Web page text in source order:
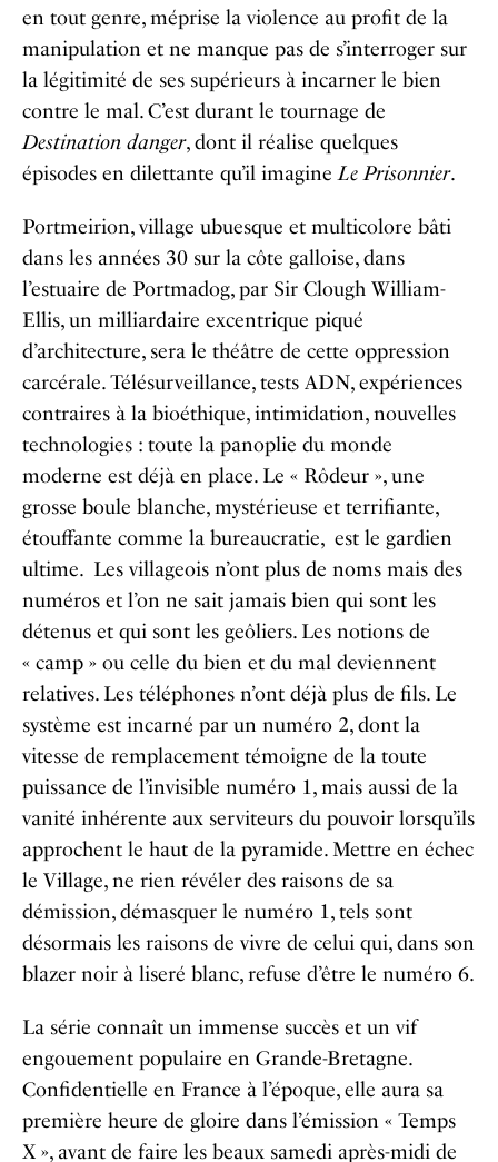
en tout genre, méprise la violence au profit de la
manipulation et ne manque pas de s’interroger sur
la légitimité de ses supérieurs à incarner le bien
contre le mal. C’est durant le tournage de
Destination danger, dont il réalise quelques
épisodes en dilettante qu’il imagine Le Prisonnier.
Portmeirion, village ubuesque et multicolore bâti
dans les années 30 sur la côte galloise, dans
l’estuaire de Portmadog, par Sir Clough William-
Ellis, un milliardaire excentrique piqué
d’architecture, sera le théâtre de cette oppression
carcérale. Télésurveillance, tests ADN, expériences
contraires à la bioéthique, intimidation, nouvelles
technologies : toute la panoplie du monde
moderne est déjà en place. Le « Rôdeur », une
grosse boule blanche, mystérieuse et terrifiante,
étouffante comme la bureaucratie, est le gardien
ultime. Les villageois n’ont plus de noms mais des
numéros et l’on ne sait jamais bien qui sont les
détenus et qui sont les geôliers. Les notions de
« camp » ou celle du bien et du mal deviennent
relatives. Les téléphones n’ont déjà plus de fils. Le
système est incarné par un numéro 2, dont la
vitesse de remplacement témoigne de la toute
puissance de l’invisible numéro 1, mais aussi de la
vanité inhérente aux serviteurs du pouvoir lorsqu’ils
approchent le haut de la pyramide. Mettre en échec
le Village, ne rien révéler des raisons de sa
démission, démasquer le numéro 1, tels sont
désormais les raisons de vivre de celui qui, dans son
blazer noir à liseré blanc, refuse d’être le numéro 6.
La série connaît un immense succès et un vif
engouement populaire en Grande-Bretagne.
Confidentielle en France à l’époque, elle aura sa
première heure de gloire dans l’émission « Temps
X », avant de faire les beaux samedi après-midi de